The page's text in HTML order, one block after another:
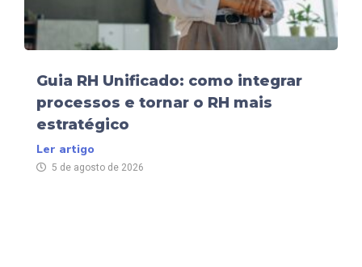
Guia RH Unificado: como integrar
processos e tornar o RH mais
estratégico
Ler artigo
5 de agosto de 2026